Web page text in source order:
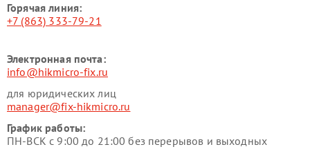
Горячая линия:
+7 (863) 333-79-21
Электронная почта:
info@hikmicro-fix.ru
для юридических лиц
manager@fix-hikmicro.ru
График работы:
ПН-ВСК с 9:00 до 21:00 без перерывов и выходных